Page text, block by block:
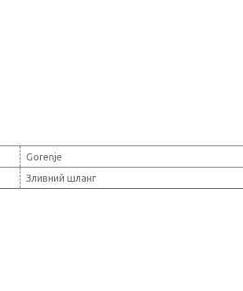
Gorenje
Зливний шланг